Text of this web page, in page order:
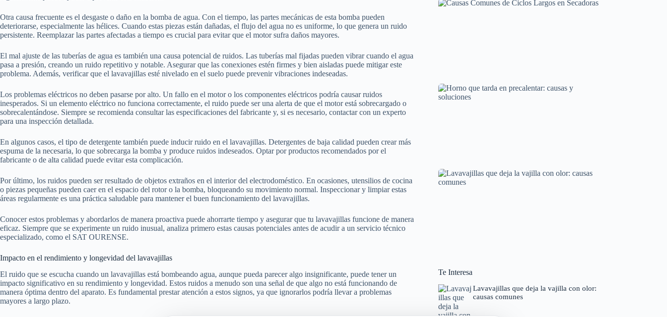
Otra causa frecuente es el desgaste o daño en la bomba de agua. Con el tiempo, las partes mecánicas de esta bomba pueden
deteriorarse, especialmente las hélices. Cuando estas piezas están dañadas, el flujo del agua no es uniforme, lo que genera un ruido
persistente. Reemplazar las partes afectadas a tiempo es crucial para evitar que el motor sufra daños mayores.
El mal ajuste de las tuberías de agua es también una causa potencial de ruidos. Las tuberías mal fijadas pueden vibrar cuando el agua
pasa a presión, creando un ruido repetitivo y notable. Asegurar que las conexiones estén firmes y bien aisladas puede mitigar este
problema. Además, verificar que el lavavajillas esté nivelado en el suelo puede prevenir vibraciones indeseadas.
Los problemas eléctricos no deben pasarse por alto. Un fallo en el motor o los componentes eléctricos podría causar ruidos
inesperados. Si un elemento eléctrico no funciona correctamente, el ruido puede ser una alerta de que el motor está sobrecargado o
sobrecalentándose. Siempre se recomienda consultar las especificaciones del fabricante y, si es necesario, contactar con un experto
para una inspección detallada.
En algunos casos, el tipo de detergente también puede inducir ruido en el lavavajillas. Detergentes de baja calidad pueden crear más
espuma de la necesaria, lo que sobrecarga la bomba y produce ruidos indeseados. Optar por productos recomendados por el
fabricante o de alta calidad puede evitar esta complicación.
Por último, los ruidos pueden ser resultado de objetos extraños en el interior del electrodoméstico. En ocasiones, utensilios de cocina
o piezas pequeñas pueden caer en el espacio del rotor o la bomba, bloqueando su movimiento normal. Inspeccionar y limpiar estas
áreas regularmente es una práctica saludable para mantener el buen funcionamiento del lavavajillas.
Conocer estos problemas y abordarlos de manera proactiva puede ahorrarte tiempo y asegurar que tu lavavajillas funcione de manera
eficaz. Siempre que se experimente un ruido inusual, analiza primero estas causas potenciales antes de acudir a un servicio técnico
especializado, como el SAT OURENSE.
Impacto en el rendimiento y longevidad del lavavajillas
El ruido que se escucha cuando un lavavajillas está bombeando agua, aunque pueda parecer algo insignificante, puede tener un
impacto significativo en su rendimiento y longevidad. Estos ruidos a menudo son una señal de que algo no está funcionando de
manera óptima dentro del aparato. Es fundamental prestar atención a estos signos, ya que ignorarlos podría llevar a problemas
mayores a largo plazo.
Causas Comunes de Ciclos Largos en Secadoras
Averías frecuentes en electrodomésticos
Horno que tarda en precalentar: causas y
soluciones
Códigos de error por marcas
Te Interesa
Lavavajillas que deja la vajilla con olor:
causas comunes